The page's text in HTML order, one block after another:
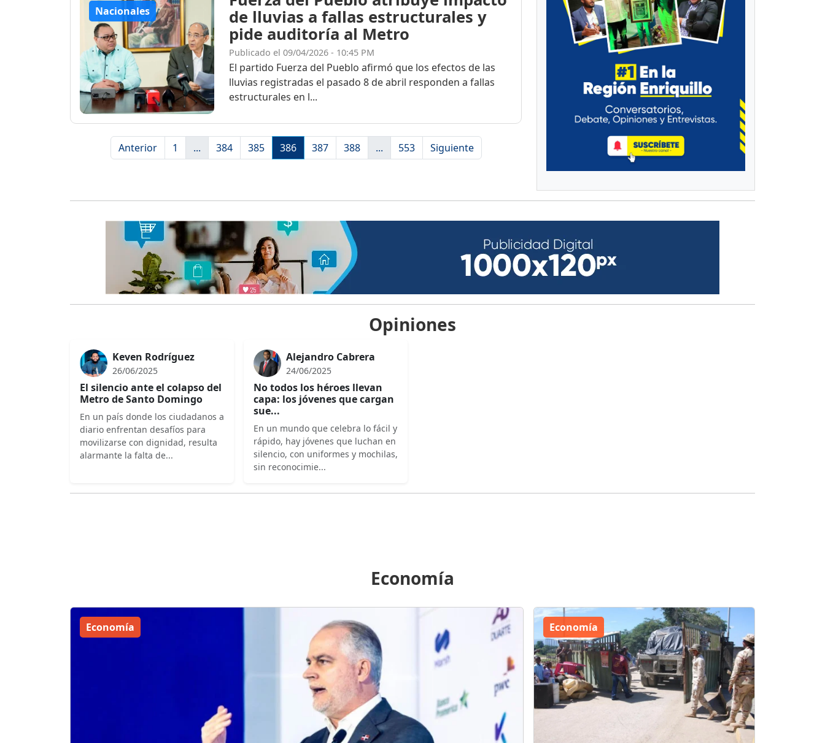
Nacionales
de lluvias a fallas estructurales y
pide auditoría al Metro
Publicado el 09/04/2026 - 10:45 PM
El partido Fuerza del Pueblo afirmó que los efectos de las
lluvias registradas el pasado 8 de abril responden a fallas
estructurales en l...
Anterior 1 ... 384 385 386 387 388 ... 553 Siguiente
Opiniones
Keven Rodríguez
26/06/2025
El silencio ante el colapso del
Metro de Santo Domingo
En un país donde los ciudadanos a
diario enfrentan desafíos para
movilizarse con dignidad, resulta
alarmante la falta de...
Alejandro Cabrera
24/06/2025
No todos los héroes llevan
capa: los jóvenes que cargan
sue...
En un mundo que celebra lo fácil y
rápido, hay jóvenes que luchan en
silencio, con uniformes y mochilas,
sin reconocimie...
Economía
Economía Economía